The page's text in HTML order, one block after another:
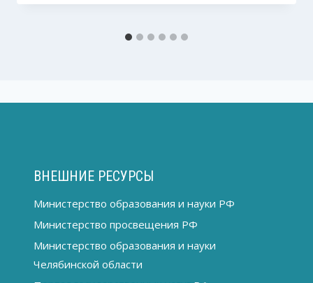
ВНЕШНИЕ РЕСУРСЫ
Министерство образования и науки РФ
Министерство просвещения РФ
Министерство образования и науки
Челябинской области